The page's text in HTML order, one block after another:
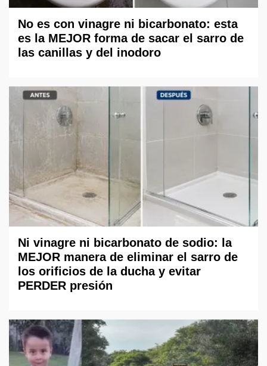
No es con vinagre ni bicarbonato: esta
es la MEJOR forma de sacar el sarro de
las canillas y del inodoro
Ni vinagre ni bicarbonato de sodio: la
MEJOR manera de eliminar el sarro de
los orificios de la ducha y evitar
PERDER presión